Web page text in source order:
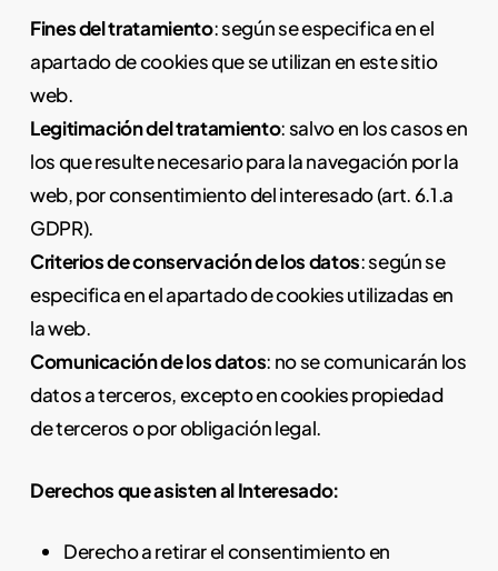
Fines del tratamiento: según se especifica en el
apartado de cookies que se utilizan en este sitio
web.
Legitimación del tratamiento: salvo en los casos en
los que resulte necesario para la navegación por la
web, por consentimiento del interesado (art. 6.1.a
GDPR).
Criterios de conservación de los datos: según se
especifica en el apartado de cookies utilizadas en
la web.
Comunicación de los datos: no se comunicarán los
datos a terceros, excepto en cookies propiedad
de terceros o por obligación legal.
Derechos que asisten al Interesado:
Derecho a retirar el consentimiento en